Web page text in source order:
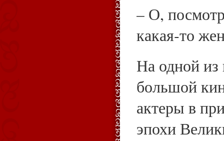
– О,
какая‑то
На одной из
большой
актеры в
эпохи